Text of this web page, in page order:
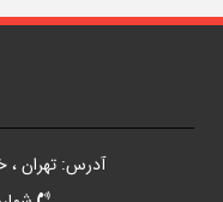
آدرس: تهران ،